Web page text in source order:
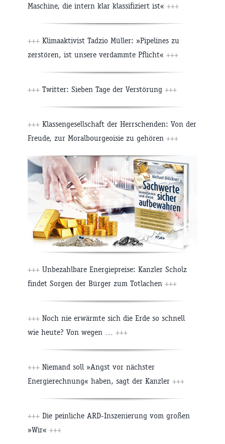
Maschine, die intern klar klassifiziert ist« +++
+++ Klimaaktivist Tadzio Müller: »Pipelines zu
zerstören, ist unsere verdammte Pflicht« +++
+++ Twitter: Sieben Tage der Verstörung +++
+++ Klassengesellschaft der Herrschenden: Von der
Freude, zur Moralbourgeoisie zu gehören +++
+++ Unbezahlbare Energiepreise: Kanzler Scholz
findet Sorgen der Bürger zum Totlachen +++
+++ Noch nie erwärmte sich die Erde so schnell
wie heute? Von wegen … +++
+++ Niemand soll »Angst vor nächster
Energierechnung« haben, sagt der Kanzler +++
+++ Die peinliche ARD-Inszenierung vom großen
»Wir« +++